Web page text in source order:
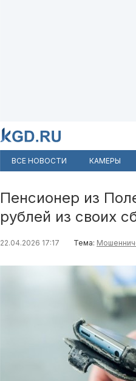
ВСЕ НОВОСТИ КАМЕРЫ
Пенсионер из
рублей из своих
22.04.2026 17:17 Тема: